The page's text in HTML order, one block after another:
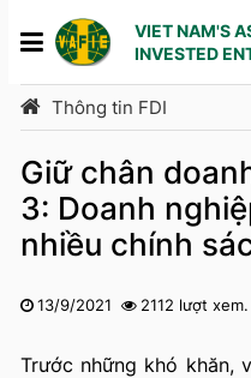
VIET NAM'S
INVESTED
Thông tin FDI
Giữ chân
3: Doanh
nhiều chính
13/9/2021
2112 lượt xem.
Trước những khó khăn,